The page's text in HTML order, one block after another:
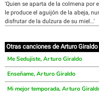
'Quien se aparta de la colmena por
le produce el aguijón de la abeja,
disfrutar de la dulzura de su miel...'
Otras canciones de Arturo Giraldo
Me Sedujiste, Arturo Giraldo
Enseñame, Arturo Giraldo
Mi mejor temporada, Arturo